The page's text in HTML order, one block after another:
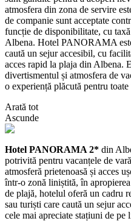
atmosfera din zona de servire
de companie sunt acceptate
funcție de disponibilitate, cu
Albena. Hotel PANORAMA
caută un sejur accesibil, cu
acces rapid la plaja din Albena.
divertismentul și atmosfera de
o experiență plăcută pentru toate
Arată tot
Ascunde
Hotel PANORAMA 2* din
potrivită pentru vacanțele de
atmosferă prietenoasă și acces
într-o zonă liniștită, în
de plajă, hotelul oferă un cadru
sau turiști care caută un sejur
cele mai apreciate stațiuni de pe